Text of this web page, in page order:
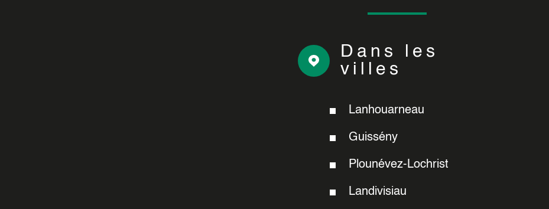
Dans les
villes
Lanhouarneau
Guissény
Plounévez-Lochrist
Landivisiau